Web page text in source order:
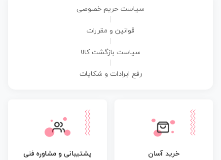
سیاست حریم خصوصی
قوانین و مقررات
سیاست بازگشت کالا
رفع ایرادات و شکایات
خرید آسان پشتیبانی و مشاوره فنی